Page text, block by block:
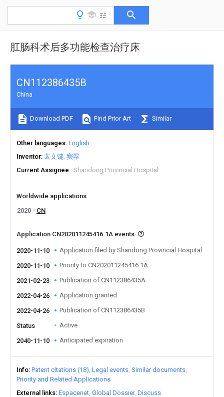
肛肠科术后多功能检查治疗床
CN112386435B
China
Download PDF Find Prior Art Similar
Other languages English
Inventor 裴文键 窦翠
Current Assignee
Shandong Provincial Hospital
Worldwide applications
2020
CN
Application CN202011245416.1A events
2020-11-10 Application filed by Shandong Provincial Hospital
2020-11-10 Priority to CN202011245416.1A
2021-02-23 Publication of CN112386435A
2022-04-26 Application granted
2022-04-26 Publication of CN112386435B
Status Active
2040-11-10 Anticipated expiration
Info Patent citations (18) Legal events Similar documents
Priority and Related Applications
External links Espacenet Global Dossier Discuss